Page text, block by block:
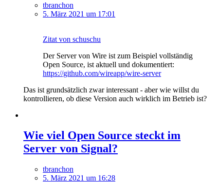
tbranchon
5. März 2021 um 17:01
Zitat von schuschu
Der Server von Wire ist zum Beispiel vollständig
Open Source, ist aktuell und dokumentiert:
https://github.com/wireapp/wire-server
Das ist grundsätzlich zwar interessant - aber wie willst du
kontrollieren, ob diese Version auch wirklich im Betrieb ist?
Wie viel Open Source steckt im
Server von Signal?
tbranchon
5. März 2021 um 16:28